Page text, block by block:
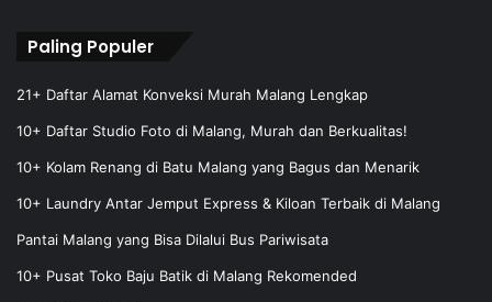
m
l
d
e
Paling Populer
21+ Daftar Alamat Konveksi Murah Malang Lengkap
10+ Daftar Studio Foto di Malang, Murah dan Berkualitas!
10+ Kolam Renang di Batu Malang yang Bagus dan Menarik
10+ Laundry Antar Jemput Express & Kiloan Terbaik di Malang
Pantai Malang yang Bisa Dilalui Bus Pariwisata
10+ Pusat Toko Baju Batik di Malang Rekomended